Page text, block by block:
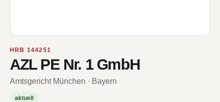
HRB 144251
AZL PE Nr. 1 GmbH
Amtsgericht München · Bayern
aktuell